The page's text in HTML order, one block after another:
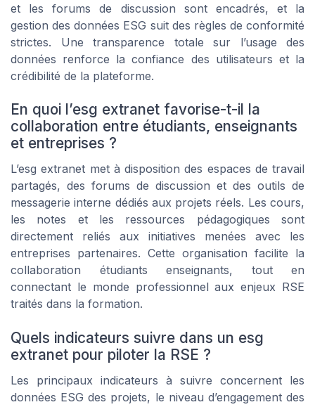
et les forums de discussion sont encadrés, et la
gestion des données ESG suit des règles de conformité
strictes. Une transparence totale sur l’usage des
données renforce la confiance des utilisateurs et la
crédibilité de la plateforme.
En quoi l’esg extranet favorise-t-il la
collaboration entre étudiants, enseignants
et entreprises ?
L’esg extranet met à disposition des espaces de travail
partagés, des forums de discussion et des outils de
messagerie interne dédiés aux projets réels. Les cours,
les notes et les ressources pédagogiques sont
directement reliés aux initiatives menées avec les
entreprises partenaires. Cette organisation facilite la
collaboration étudiants enseignants, tout en
connectant le monde professionnel aux enjeux RSE
traités dans la formation.
Quels indicateurs suivre dans un esg
extranet pour piloter la RSE ?
Les principaux indicateurs à suivre concernent les
données ESG des projets, le niveau d’engagement des